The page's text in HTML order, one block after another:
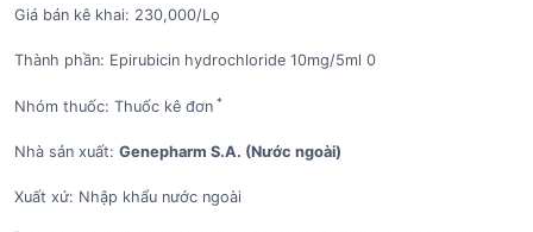
Giá bán kê khai: 230,000/Lọ
Thành phần: Epirubicin hydrochloride 10mg/5ml 0
Nhóm thuốc: Thuốc kê đơn *
Nhà sản xuất: Genepharm S.A. (Nước ngoài)
Xuất xứ: Nhập khẩu nước ngoài